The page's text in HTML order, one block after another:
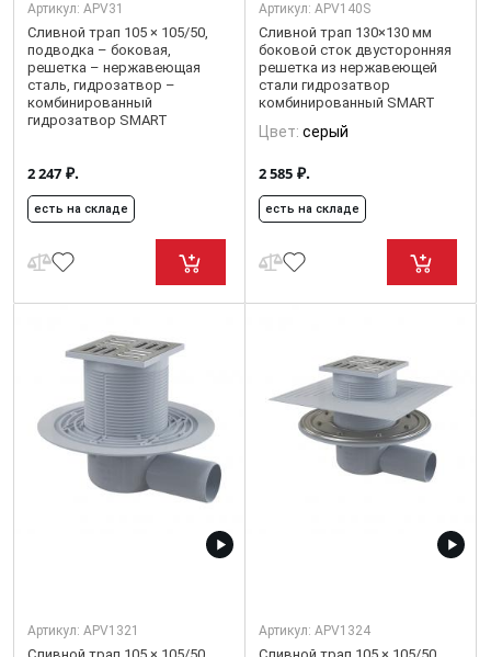
Артикул: APV31
Сливной трап 105 × 105/50,
подводка – боковая,
решетка – нержавеющая
сталь, гидрозатвор –
комбинированный
гидрозатвор SMART
2 247 ₽.
есть на складе
Артикул: APV140S
Сливной трап 130×130 мм
боковой сток двусторонняя
решетка из нержавеющей
стали гидрозатвор
комбинированный SMART
Цвет: серый
2 585 ₽.
есть на складе
Артикул: APV1321 Артикул: APV1324